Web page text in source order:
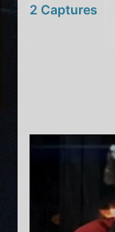
2 Captures